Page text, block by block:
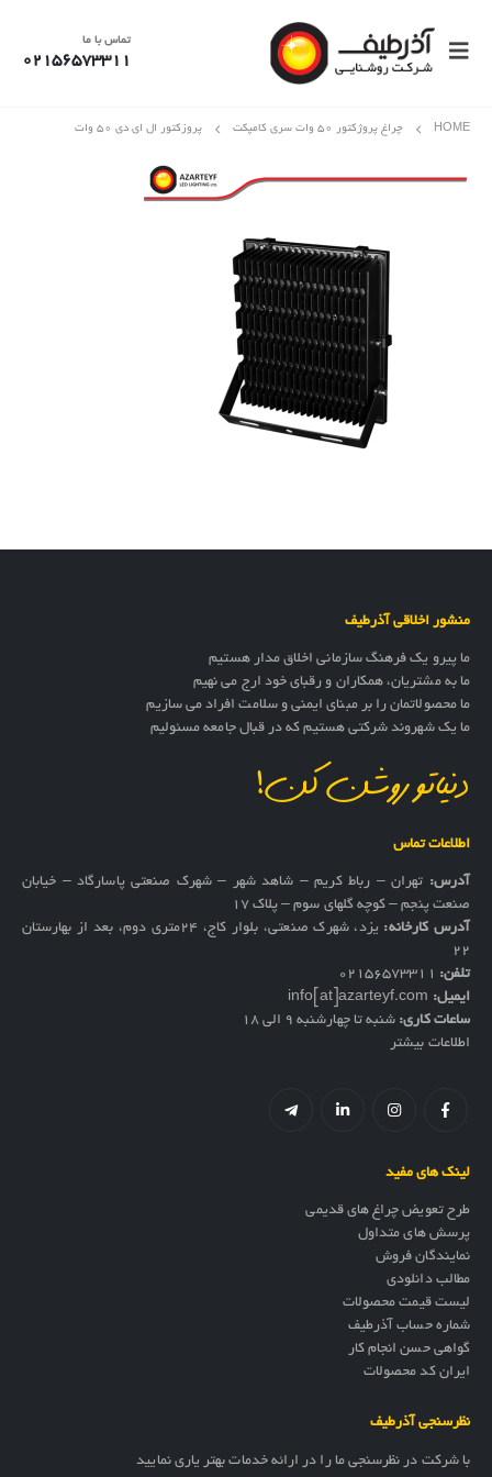
تماس با ما
02156573311
HOME چراغ پروژکتور 50 وات سری کامپکت پروزکتور ال ای دی ۵۰ وات
منشور اخلاقی آذرطیف
ما پیرو یک فرهنگ سازمانی اخلاق مدار هستیم
ما به مشتریان، همکاران و رقبای خود ارج می نهیم
ما محصولاتمان را بر مبنای ایمنی و سلامت افراد می سازیم
ما یک شهروند شرکتی هستیم که در قبال جامعه مسئولیم
دنیاتو روشن کن!
اطلاعات تماس
آدرس: تهران – رباط کریم – شاهد شهر – شهرک صنعتی پاسارگاد – خیابان
صنعت پنجم – کوچه گلهای سوم – پلاک 17
آدرس کارخانه:
یزد، شهرک صنعتی، بلوار کاج، ۲۴متری دوم، بعد از بهارستان
۲۲
تلفن: 02156573311
ایمیل: info[at]azarteyf.com
ساعات کاری: شنبه تا چهارشنبه 9 الی 18
اطلاعات بیشتر
لینک های مفید
طرح تعویض چراغ های قدیمی
پرسش های متداول
نمایندگان فروش
مطالب دانلودی
لیست قیمت محصولات
شماره حساب آذرطیف
گواهی حسن انجام کار
ایران کد محصولات
نظرسنجی آذرطیف
با شرکت در نظرسنجی ما را در ارائه خدمات بهتر یاری نمایید